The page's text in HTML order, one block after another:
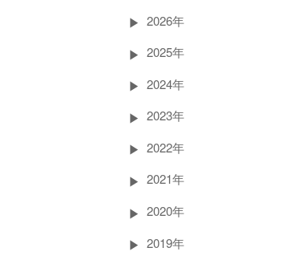
2026年
2025年
2024年
2023年
2022年
2021年
2020年
2019年